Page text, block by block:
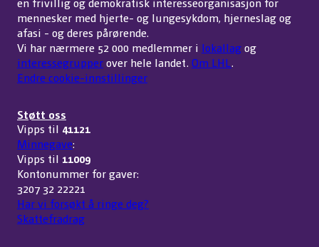
mennesker med hjerte- og lungesykdom, hjerneslag og
afasi - og deres pårørende.
Vi har nærmere 52 000 medlemmer i lokallagog
interessegrupperover hele landet. Om LHL.
Endre cookie-innstillinger
Støtt oss
Vipps til 41121
Minnegave:
Vipps til 11009
Kontonummer for gaver:
3207 32 22221
Har vi forsøkt å ringe deg?
Skattefradrag